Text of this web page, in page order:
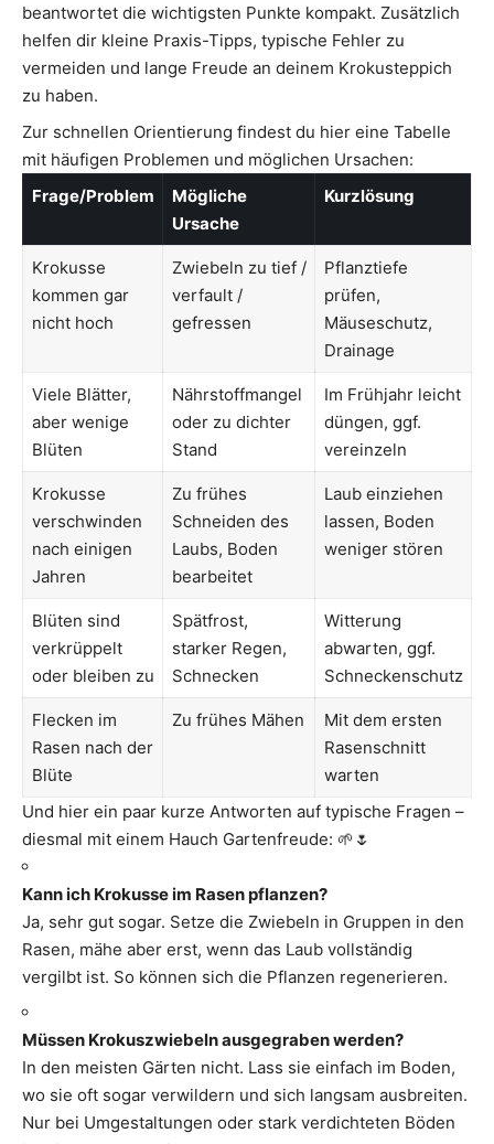
beantwortet die wichtigsten Punkte kompakt. Zusätzlich
helfen dir kleine Praxis-Tipps, typische Fehler zu
vermeiden und lange Freude an deinem Krokusteppich
zu haben.
Zur schnellen Orientierung findest du hier eine Tabelle
mit häufigen Problemen und möglichen Ursachen:
Frage/Problem
Mögliche
Ursache
Kurzlösung
Krokusse
kommen gar
nicht hoch
Zwiebeln zu tief /
verfault /
gefressen
Pflanztiefe
prüfen,
Mäuseschutz,
Drainage
Viele Blätter,
aber wenige
Blüten
Nährstoffmangel
oder zu dichter
Stand
Im Frühjahr leicht
düngen, ggf.
vereinzeln
Krokusse
verschwinden
nach einigen
Jahren
Zu frühes
Schneiden des
Laubs, Boden
bearbeitet
Laub einziehen
lassen, Boden
weniger stören
Blüten sind
verkrüppelt
oder bleiben zu
Spätfrost,
starker Regen,
Schnecken
Witterung
abwarten, ggf.
Schneckenschutz
Flecken im
Rasen nach der
Blüte
Zu frühes Mähen
Mit dem ersten
Rasenschnitt
warten
Und hier ein paar kurze Antworten auf typische Fragen –
diesmal mit einem Hauch Gartenfreude: 🌱🌷
Kann ich Krokusse im Rasen pflanzen?
Ja, sehr gut sogar. Setze die Zwiebeln in Gruppen in den
Rasen, mähe aber erst, wenn das Laub vollständig
vergilbt ist. So können sich die Pflanzen regenerieren.
Müssen Krokuszwiebeln ausgegraben werden?
In den meisten Gärten nicht. Lass sie einfach im Boden,
wo sie oft sogar verwildern und sich langsam ausbreiten.
Nur bei Umgestaltungen oder stark verdichteten Böden